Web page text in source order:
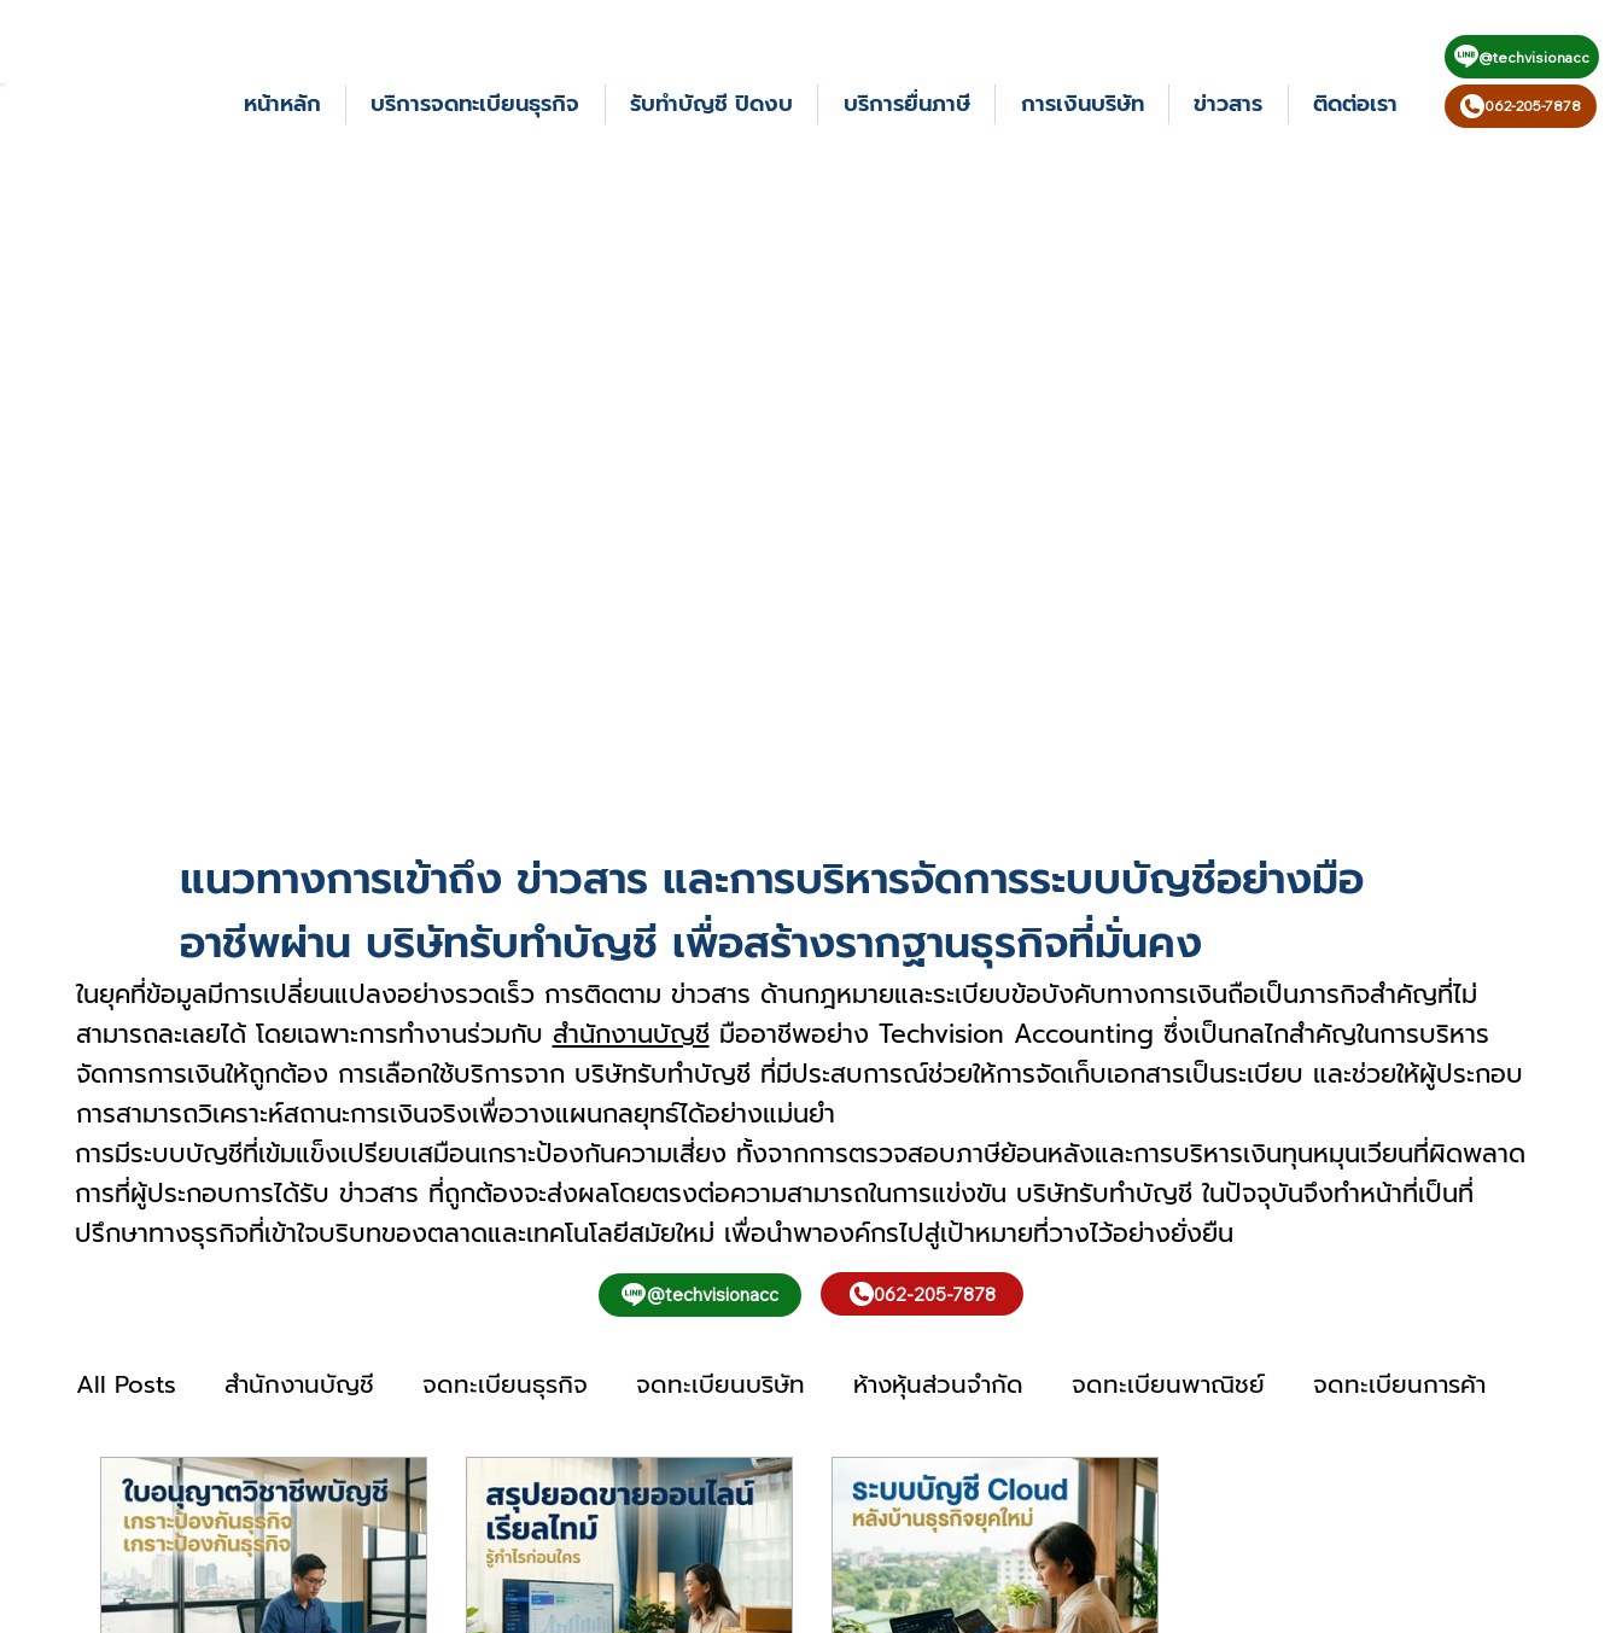
@techvisionacc
หน้าหลัก บริการจดทะเบียนธุรกิจ รับทําบัญชี ปิดงบ บริการยื่นภาษี การเงินบริษัท ข่าวสาร ติดต่อเรา 062-205-7878
แนวทางการเข้าถึง ข่าวสาร และการบริหารจัดการระบบบัญชีอย่างมือ
อาชีพผ่าน บริษัทรับทำบัญชี เพื่อสร้างรากฐานธุรกิจที่มั่นคง
ในยุคที่ข้อมูลมีการเปลี่ยนแปลงอย่างรวดเร็ว การติดตาม ข่าวสาร ด้านกฎหมายและระเบียบข้อบังคับทางการเงินถือเป็นภารกิจสำคัญที่ไม่
สามารถละเลยได้ โดยเฉพาะการทำงานร่วมกับ สำนักงานบัญชีมืออาชีพอย่าง Techvision Accounting ซึ่งเป็นกลไกสำคัญในการบริหาร
จัดการการเงินให้ถูกต้อง การเลือกใช้บริการจาก บริษัทรับทำบัญชี ที่มีประสบการณ์ช่วยให้การจัดเก็บเอกสารเป็นระเบียบ และช่วยให้ผู้ประกอบ
การสามารถวิเคราะห์สถานะการเงินจริงเพื่อวางแผนกลยุทธ์ได้อย่างแม่นยำ
การมีระบบบัญชีที่เข้มแข็งเปรียบเสมือนเกราะป้องกันความเสี่ยง ทั้งจากการตรวจสอบภาษีย้อนหลังและการบริหารเงินทุนหมุนเวียนที่ผิดพลาด
การที่ผู้ประกอบการได้รับ ข่าวสาร ที่ถูกต้องจะส่งผลโดยตรงต่อความสามารถในการแข่งขัน บริษัทรับทำบัญชี ในปัจจุบันจึงทำหน้าที่เป็นที่
ปรึกษาทางธุรกิจที่เข้าใจบริบทของตลาดและเทคโนโลยีสมัยใหม่ เพื่อนำพาองค์กรไปสู่เป้าหมายที่วางไว้อย่างยั่งยืน
@techvisionacc 062-205-7878
All Posts สำนักงานบัญชี จดทะเบียนธุรกิจ จดทะเบียนบริษัท ห้างหุ้นส่วนจำกัด จดทะเบียนพาณิชย์ จดทะเบียนการค้า
จด VAT รับปิดงบบัญชี รับทำบัญชี รับทำบัญชีรายเดือน รับทำบัญชี ออนไลน์ ปิดงบการเงิน
ยื่นภาษีบุคคล ยื่นภาษีนิติบุคคล ยื่นภาษีออนไลน์ ยื่นงบการเงิน การเงิน รับทำเงินเดือน